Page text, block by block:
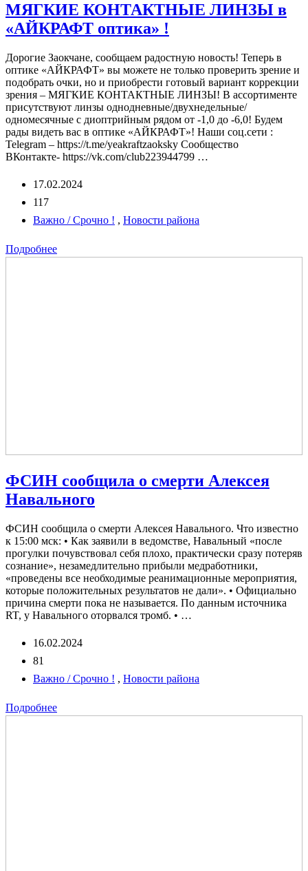
МЯГКИЕ КОНТАКТНЫЕ ЛИНЗЫ в
«АЙКРАФТ оптика» !
Дорогие Заокчане, cообщаем радостную новость! Теперь в
оптике «АЙКРАФТ» вы можете не только проверить зрение и
подобрать очки, но и приобрести готовый вариант коррекции
зрения – МЯГКИЕ КОНТАКТНЫЕ ЛИНЗЫ! В ассортименте
присутствуют линзы однодневные/двухнедельные/
одномесячные с диоптрийным рядом от -1,0 до -6,0! Будем
рады видеть вас в оптике «АЙКРАФТ»! Наши соц.сети :
Telegram – https://t.me/yeakraftzaoksky Сообщество
ВКонтакте- https://vk.com/club223944799 …
17.02.2024
117
Важно / Срочно ! , Новости района
Подробнее
ФСИН сообщила о смерти Алексея
Навального
ФСИН сообщила о смерти Алексея Навального. Что известно
к 15:00 мск: • Как заявили в ведомстве, Навальный «после
прогулки почувствовал себя плохо, практически сразу потеряв
сознание», незамедлительно прибыли медработники,
«проведены все необходимые реанимационные мероприятия,
которые положительных результатов не дали». • Официально
причина смерти пока не называется. По данным источника
RT, у Навального оторвался тромб. • …
16.02.2024
81
Важно / Срочно ! , Новости района
Подробнее